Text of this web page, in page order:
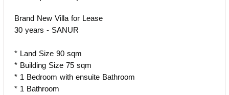
Brand New Villa for Lease
30 years - SANUR
* Land Size 90 sqm
* ⁠Building Size 75 sqm
* ⁠1 Bedroom with ensuite Bathroom
* ⁠1 Bathroom